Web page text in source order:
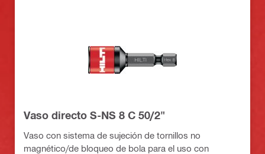
Vaso directo S-NS 8 C 50/2"
Vaso con sistema de sujeción de tornillos no
magnético/de bloqueo de bola para el uso con